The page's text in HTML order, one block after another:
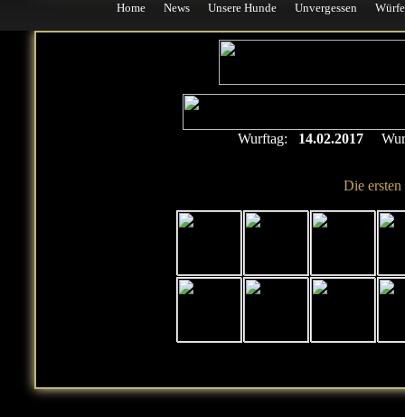
Die
Wurftag: 14.02.2017
Home News Unsere Hunde Unvergessen Würfe